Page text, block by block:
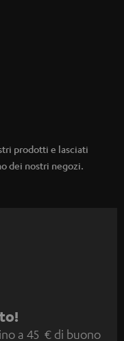
prodotti e lasciati
dei nostri negozi.
a 45 € di buono